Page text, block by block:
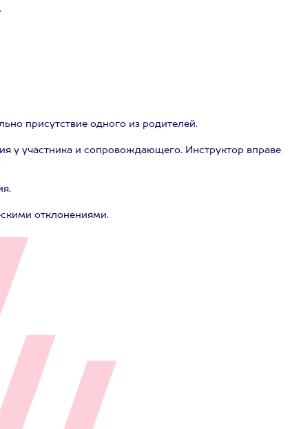
присутствие одного из родителей.
у участника и сопровождающего. Инструктор вправе
отклонениями.